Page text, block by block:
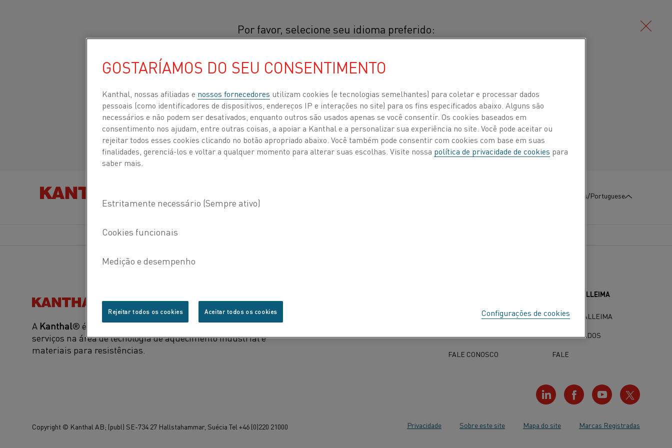
Por favor, selecione seu idioma preferido:
Italiano/Italian 日本語/Japanese Português/Portuguese
Español/Spanish Français/French
Português/Portuguese
CERTIFICADOS
A Alleima tem sistemas de gerenciamento de qualidade aprovados por organizações reconhecidas
internacionalmente. Temos, por exemplo, os Certificados de Sistema de Qualidade ASME como uma
organização de materiais, aprovações ISO 9001:2015, ISO 17025:2018 e PED 2014/68/EU. Também temos
Kanthal®
A Kanthal® é uma marca líder mundial de produtos e
serviços na área de tecnologia de aquecimento industrial e
materiais para resistências.
SOBRE A KANTHAL
CARREIRAS
FALE CONOSCO
SOBRE A ALLEIMA
SOBRE A ALLEIMA
CERTIFICADOS
FALE
Privacidade Sobre este site Mapa do site Marcas Registradas
Copyright © Kanthal AB; (publ) SE-734 27 Hallstahammar, Suécia Tel +46 (0)220 21000
GOSTARÍAMOS DO SEU CONSENTIMENTO
Kanthal, nossas afiliadas e nossos fornecedores utilizam cookies (e tecnologias semelhantes) para coletar e processar dados
pessoais (como identificadores de dispositivos, endereços IP e interações no site) para os fins especificados abaixo. Alguns são
necessários e não podem ser desativados, enquanto outros são usados apenas se você consentir. Os cookies baseados em
consentimento nos ajudam, entre outras coisas, a apoiar a Kanthal e a personalizar sua experiência no site. Você pode aceitar ou
rejeitar todos esses cookies clicando no botão apropriado abaixo. Você também pode consentir com cookies com base em suas
finalidades, gerenciá-los e voltar a qualquer momento para alterar suas escolhas. Visite nossa política de privacidade de cookies para
saber mais.
Configurações de cookies
Rejeitar todos os cookies Aceitar todos os cookies